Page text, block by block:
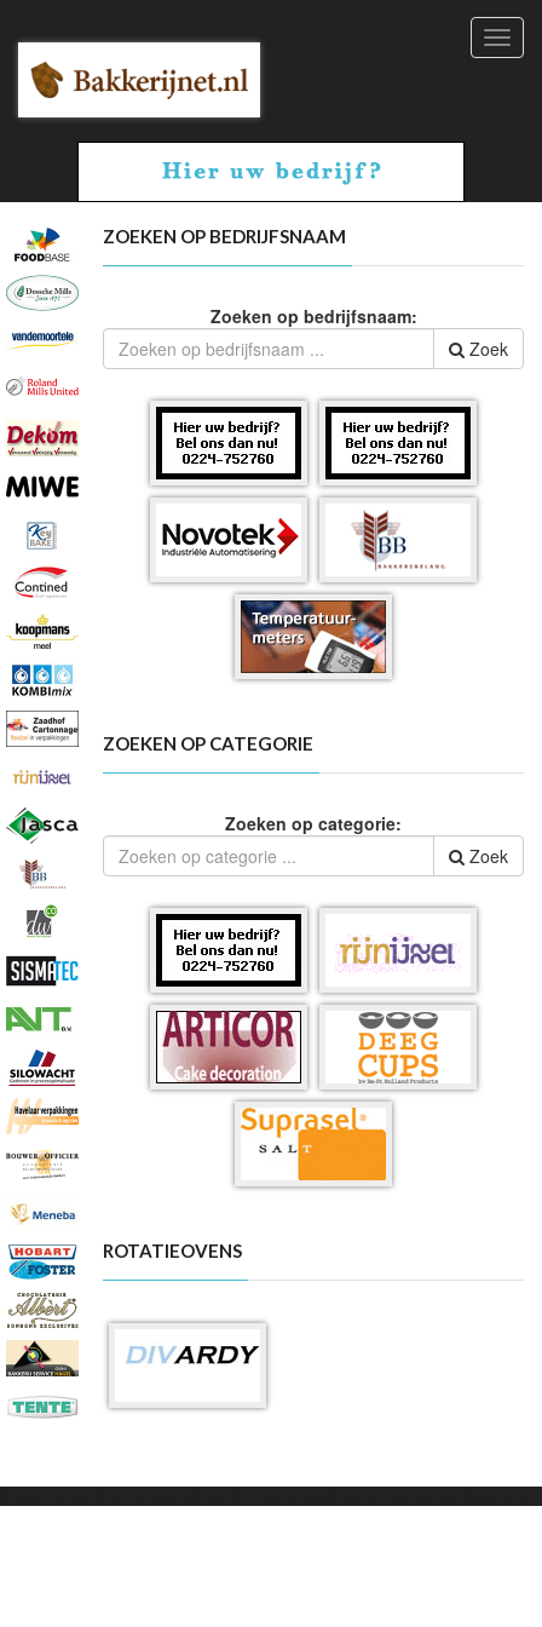
ZOEKEN OP BEDRIJFSNAAM
Zoeken op bedrijfsnaam:
Zoek
ZOEKEN OP CATEGORIE
Zoeken op categorie:
Zoek
ROTATIEOVENS